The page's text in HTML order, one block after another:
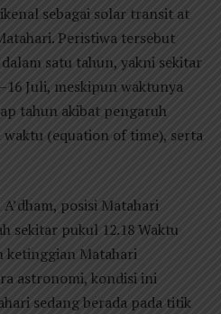
sebagai solar transit at
Peristiwa tersebut
satu tahun, yakni sekitar
Juli, meskipun waktunya
tahun akibat pengaruh
(equation of time), serta
posisi Matahari
sekitar pukul 12.18 Waktu
ketinggian Matahari
astronomi, kondisi ini
sedang berada pada titik